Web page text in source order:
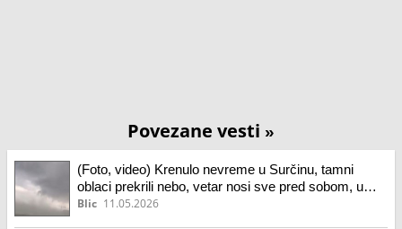
Povezane vesti »
(Foto, video) Krenulo nevreme u Surčinu, tamni
oblaci prekrili nebo, vetar nosi sve pred sobom, u
centru Beograda tutnji grmljavina
Blic 11.05.2026